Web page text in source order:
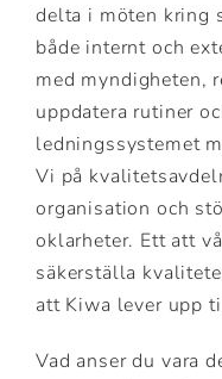
delta i möten kring
både internt och
med myndigheten,
uppdatera rutiner
ledningssystemet
Vi på
organisation och
oklarheter. Ett att
säkerställa
att Kiwa lever upp
Vad anser du vara